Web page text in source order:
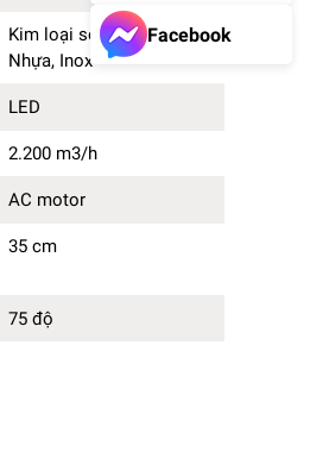
Kim loại sơn tĩnh điện,
Nhựa, Inox
LED
2.200 m3/h
AC motor
35 cm
75 độ
Facebook